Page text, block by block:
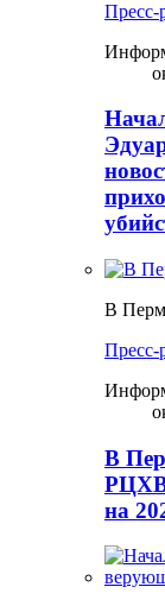
Пресс-
В
Пресс-
В
на